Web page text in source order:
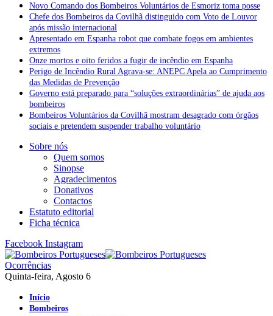
Novo Comando dos Bombeiros Voluntários de Esmoriz toma posse
Chefe dos Bombeiros da Covilhã distinguido com Voto de Louvor
após missão internacional
Apresentado em Espanha robot que combate fogos em ambientes
extremos
Onze mortos e oito feridos a fugir de incêndio em Espanha
Perigo de Incêndio Rural Agrava-se: ANEPC Apela ao Cumprimento
das Medidas de Prevenção
Governo está preparado para “soluções extraordinárias” de ajuda aos
bombeiros
Bombeiros Voluntários da Covilhã mostram desagrado com órgãos
sociais e pretendem suspender trabalho voluntário
Sobre nós
Quem somos
Sinopse
Agradecimentos
Donativos
Contactos
Estatuto editorial
Ficha técnica
Facebook Instagram
Ocorrências
Quinta-feira, Agosto 6
Início
Bombeiros